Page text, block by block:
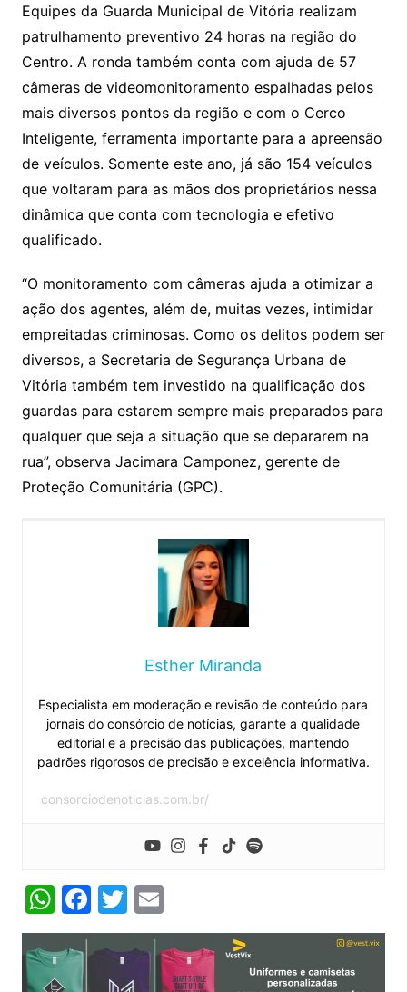
Equipes da Guarda Municipal de Vitória realizam
patrulhamento preventivo 24 horas na região do
Centro. A ronda também conta com ajuda de 57
câmeras de videomonitoramento espalhadas pelos
mais diversos pontos da região e com o Cerco
Inteligente, ferramenta importante para a apreensão
de veículos. Somente este ano, já são 154 veículos
que voltaram para as mãos dos proprietários nessa
dinâmica que conta com tecnologia e efetivo
qualificado.
“O monitoramento com câmeras ajuda a otimizar a
ação dos agentes, além de, muitas vezes, intimidar
empreitadas criminosas. Como os delitos podem ser
diversos, a Secretaria de Segurança Urbana de
Vitória também tem investido na qualificação dos
guardas para estarem sempre mais preparados para
qualquer que seja a situação que se depararem na
rua”, observa Jacimara Camponez, gerente de
Proteção Comunitária (GPC).
Esther Miranda
Especialista em moderação e revisão de conteúdo para
jornais do consórcio de notícias, garante a qualidade
editorial e a precisão das publicações, mantendo
padrões rigorosos de precisão e excelência informativa.
consorciodenoticias.com.br/
W
h
at
F
a
c
T
w
itt
E
m
ai